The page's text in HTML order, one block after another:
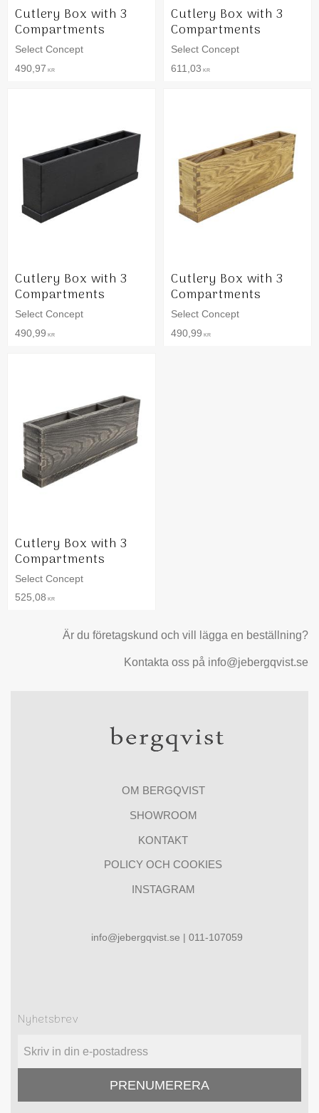
Cutlery Box with 3
Compartments
Select Concept
490,97 KR
Cutlery Box with 3
Compartments
Select Concept
611,03 KR
Cutlery Box with 3
Compartments
Select Concept
490,99 KR
Cutlery Box with 3
Compartments
Select Concept
490,99 KR
Cutlery Box with 3
Compartments
Select Concept
525,08 KR
Är du företagskund och vill lägga en beställning?
Kontakta oss på info@jebergqvist.se
OM BERGQVIST
SHOWROOM
KONTAKT
POLICY OCH COOKIES
INSTAGRAM
info@jebergqvist.se | 011-107059
Nyhetsbrev
PRENUMERERA